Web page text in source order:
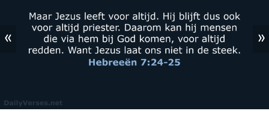
« »